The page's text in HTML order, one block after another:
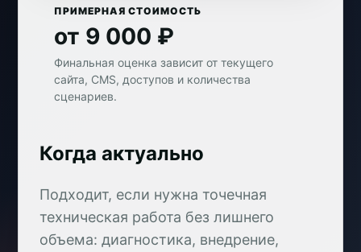
ПРИМЕРНАЯ СТОИМОСТЬ
от 9 000 ₽
Финальная оценка зависит от текущего
сайта, CMS, доступов и количества
сценариев.
Когда актуально
Подходит, если нужна точечная
техническая работа без лишнего
объема: диагностика, внедрение,